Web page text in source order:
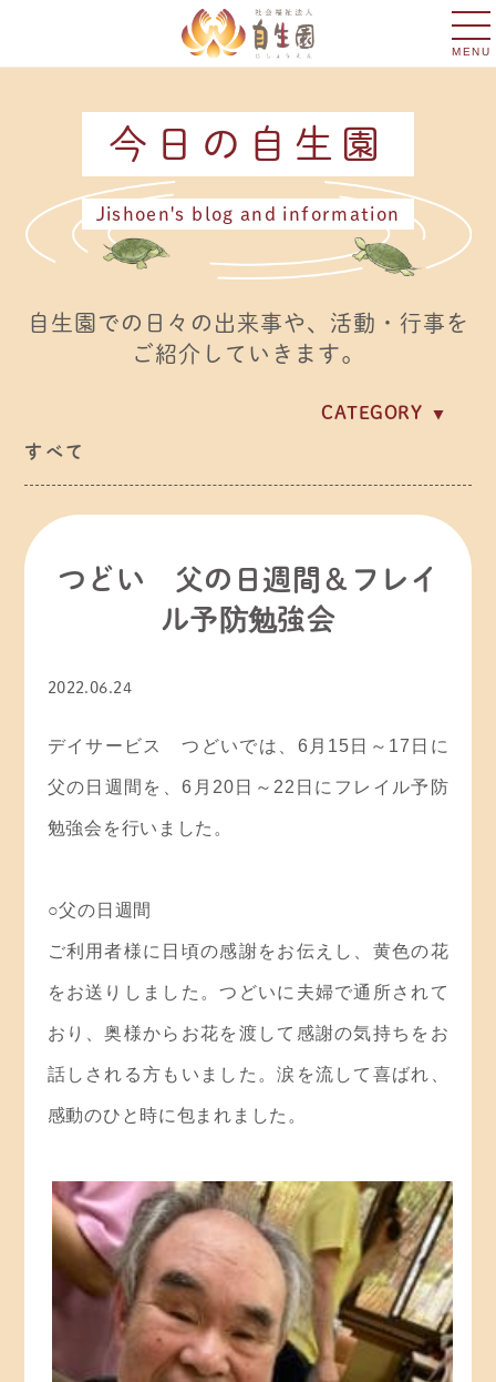
MENU
今日の自生園
Jishoen's blog and information
自生園での日々の出来事や、活動・行事を
ご紹介していきます。
CATEGORY
イベント・行事
その他
ひろ子☆の「ちょっと気になる！？ 自生園」
新型コロナウイルス感染情報
すべて
つどい 父の日週間＆フレイ
ル予防勉強会
2022.06.24
デイサービス つどいでは、6月15日～17日に
父の日週間を、6月20日～22日にフレイル予防
勉強会を行いました。
○父の日週間
ご利用者様に日頃の感謝をお伝えし、黄色の花
をお送りしました。つどいに夫婦で通所されて
おり、奥様からお花を渡して感謝の気持ちをお
話しされる方もいました。涙を流して喜ばれ、
感動のひと時に包まれました。